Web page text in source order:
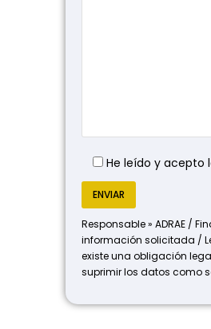
He leído y acepto
Responsable » ADRAE /
información solicitada /
existe una obligación
suprimir los datos como